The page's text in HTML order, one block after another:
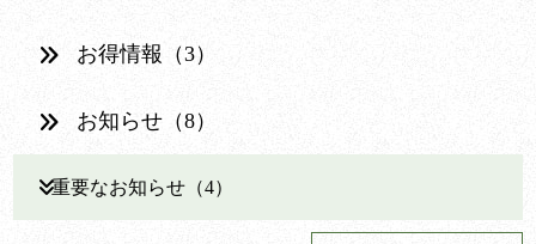
お得情報（3）
お知らせ（8）
重要なお知らせ（4）